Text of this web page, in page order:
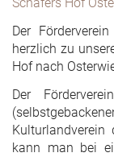
Schäfers Hof
Der
herzlich zu
Hof nach
Der
Kulturlandverein
kann man bei